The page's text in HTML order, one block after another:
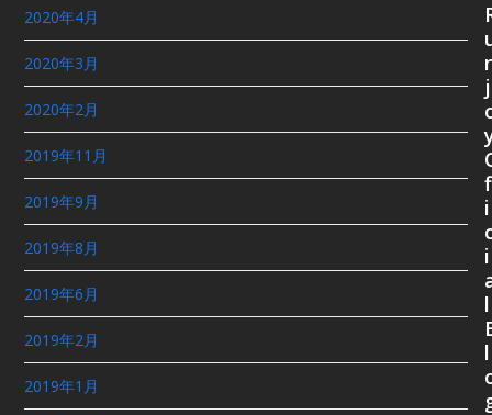
2020年4月
2020年3月
2020年2月
2019年11月
2019年9月
2019年8月
2019年6月
2019年2月
2019年1月
j
i
i
l
l